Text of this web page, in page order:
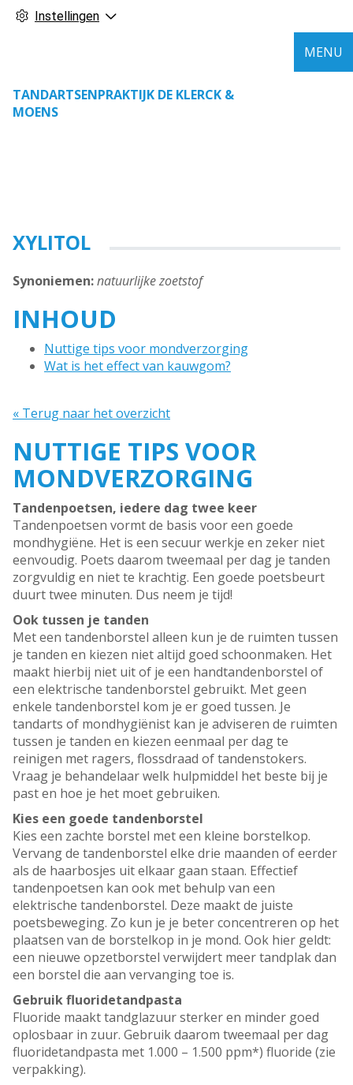
Instellingen
TANDARTSENPRAKTIJK DE KLERCK &
MOENS
MENU
XYLITOL
Synoniemen:natuurlijke zoetstof
INHOUD
Nuttige tips voor mondverzorging
Wat is het effect van kauwgom?
« Terug naar het overzicht
NUTTIGE TIPS VOOR
MONDVERZORGING
Tandenpoetsen, iedere dag twee keer
Tandenpoetsen vormt de basis voor een goede
mondhygiëne. Het is een secuur werkje en zeker niet
eenvoudig. Poets daarom tweemaal per dag je tanden
zorgvuldig en niet te krachtig. Een goede poetsbeurt
duurt twee minuten. Dus neem je tijd!
Ook tussen je tanden
Met een tandenborstel alleen kun je de ruimten tussen
je tanden en kiezen niet altijd goed schoonmaken. Het
maakt hierbij niet uit of je een handtandenborstel of
een elektrische tandenborstel gebruikt. Met geen
enkele tandenborstel kom je er goed tussen. Je
tandarts of mondhygiënist kan je adviseren de ruimten
tussen je tanden en kiezen eenmaal per dag te
reinigen met ragers, flossdraad of tandenstokers.
Vraag je behandelaar welk hulpmiddel het beste bij je
past en hoe je het moet gebruiken.
Kies een goede tandenborstel
Kies een zachte borstel met een kleine borstelkop.
Vervang de tandenborstel elke drie maanden of eerder
als de haarbosjes uit elkaar gaan staan. Effectief
tandenpoetsen kan ook met behulp van een
elektrische tandenborstel. Deze maakt de juiste
poetsbeweging. Zo kun je je beter concentreren op het
plaatsen van de borstelkop in je mond. Ook hier geldt:
een nieuwe opzetborstel verwijdert meer tandplak dan
een borstel die aan vervanging toe is.
Gebruik fluoridetandpasta
Fluoride maakt tandglazuur sterker en minder goed
oplosbaar in zuur. Gebruik daarom tweemaal per dag
fluoridetandpasta met 1.000 – 1.500 ppm*) fluoride (zie
verpakking).